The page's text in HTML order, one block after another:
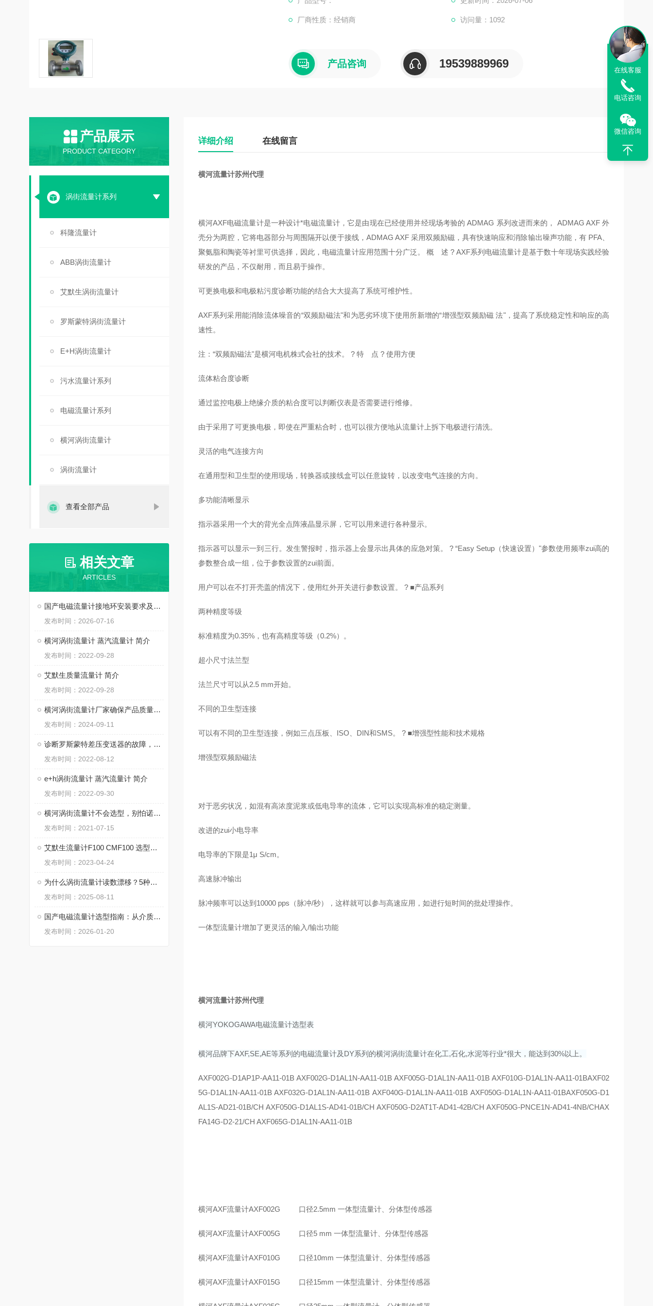
厂商性质：经销商 访问量：1092
产品咨询 19539889969
产品展示
PRODUCT CATEGORY
涡街流量计系列
科隆流量计
ABB涡街流量计
艾默生涡街流量计
罗斯蒙特涡街流量计
E+H涡街流量计
污水流量计系列
电磁流量计系列
横河涡街流量计
涡街流量计
查看全部产品
相关文章
ARTICLES
国产电磁流量计接地环安装要求及常见测量波动解决方法
发布时间：2026-07-16
横河涡街流量计 蒸汽流量计 简介
发布时间：2022-09-28
艾默生质量流量计 简介
发布时间：2022-09-28
横河涡街流量计厂家确保产品质量与进度的方式
发布时间：2024-09-11
诊断罗斯蒙特差压变送器的故障，这几个方法有大作用
发布时间：2022-08-12
e+h涡街流量计 蒸汽流量计 简介
发布时间：2022-09-30
横河涡街流量计不会选型，别怕诺泰自动化来教你！
发布时间：2021-07-15
艾默生流量计F100 CMF100 选型指导
发布时间：2023-04-24
为什么涡街流量计读数漂移？5种常见故障深度解析
发布时间：2025-08-11
国产电磁流量计选型指南：从介质到压力的全维度参考
发布时间：2026-01-20
详细介绍 在线留言
横河流量计苏州代理
横河AXF电磁流量计是一种设计*电磁流量计，它是由现在已经使用并经现场考验的 ADMAG 系列改进而来的， ADMAG AXF 外
壳分为两腔，它将电器部分与周围隔开以便于接线，ADMAG AXF 采用双频励磁，具有快速响应和消除输出噪声功能，有 PFA、
聚氨脂和陶瓷等衬里可供选择，因此，电磁流量计应用范围十分广泛。 概 述 ? AXF系列电磁流量计是基于数十年现场实践经验
研发的产品，不仅耐用，而且易于操作。
可更换电极和电极粘污度诊断功能的结合大大提高了系统可维护性。
AXF系列采用能消除流体噪音的“双频励磁法"和为恶劣环境下使用所新增的“增强型双频励磁 法"，提高了系统稳定性和响应的高
速性。
注：“双频励磁法"是横河电机株式会社的技术。 ? 特 点 ? 使用方便
流体粘合度诊断
通过监控电极上绝缘介质的粘合度可以判断仪表是否需要进行维修。
由于采用了可更换电极，即使在严重粘合时，也可以很方便地从流量计上拆下电极进行清洗。
灵活的电气连接方向
在通用型和卫生型的使用现场，转换器或接线盒可以任意旋转，以改变电气连接的方向。
多功能清晰显示
指示器采用一个大的背光全点阵液晶显示屏，它可以用来进行各种显示。
指示器可以显示一到三行。发生警报时，指示器上会显示出具体的应急对策。 ? “Easy Setup（快速设置）"参数使用频率zui高的
参数整合成一组，位于参数设置的zui前面。
用户可以在不打开壳盖的情况下，使用红外开关进行参数设置。 ? ■产品系列
两种精度等级
标准精度为0.35%，也有高精度等级（0.2%）。
超小尺寸法兰型
法兰尺寸可以从2.5 mm开始。
不同的卫生型连接
可以有不同的卫生型连接，例如三点压板、ISO、DIN和SMS。 ? ■增强型性能和技术规格
增强型双频励磁法
对于恶劣状况，如混有高浓度泥浆或低电导率的流体，它可以实现高标准的稳定测量。
改进的zui小电导率
电导率的下限是1μ S/cm。
高速脉冲输出
脉冲频率可以达到10000 pps（脉冲/秒），这样就可以参与高速应用，如进行短时间的批处理操作。
一体型流量计增加了更灵活的输入/输出功能
横河流量计苏州代理
横河YOKOGAWA电磁流量计选型表
横河品牌下AXF,SE,AE等系列的电磁流量计及DY系列的横河涡街流量计在化工,石化,水泥等行业*很大，能达到30%以上。
AXF002G-D1AP1P-AA11-01B AXF002G-D1AL1N-AA11-01B AXF005G-D1AL1N-AA11-01B AXF010G-D1AL1N-AA11-01BAXF02
5G-D1AL1N-AA11-01B AXF032G-D1AL1N-AA11-01B AXF040G-D1AL1N-AA11-01B AXF050G-D1AL1N-AA11-01BAXF050G-D1
AL1S-AD21-01B/CH AXF050G-D1AL1S-AD41-01B/CH AXF050G-D2AT1T-AD41-42B/CH AXF050G-PNCE1N-AD41-4NB/CHAX
FA14G-D2-21/CH AXF065G-D1AL1N-AA11-01B
横河AXF流量计AXF002G 口径2.5mm 一体型流量计、分体型传感器
横河AXF流量计AXF005G 口径5 mm 一体型流量计、分体型传感器
横河AXF流量计AXF010G 口径10mm 一体型流量计、分体型传感器
横河AXF流量计AXF015G 口径15mm 一体型流量计、分体型传感器
在线客服
电话咨询
微信咨询